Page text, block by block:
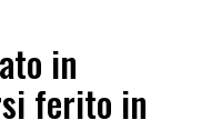
in
ferito in